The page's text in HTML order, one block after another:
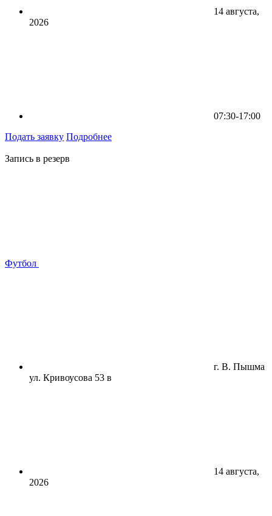
14 августа,
2026
07:30-17:00
Подать заявку Подробнее
Запись в резерв
Футбол
г. В. Пышма
ул. Кривоусова 53 в
14 августа,
2026